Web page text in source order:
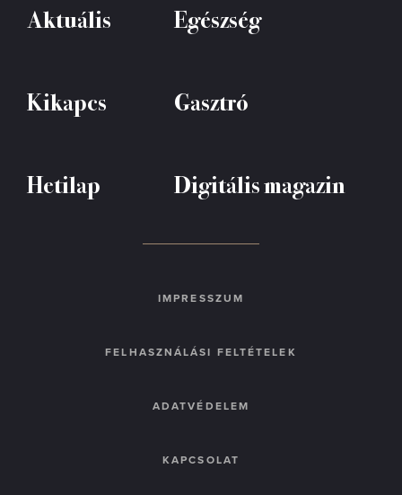
Aktuális Egészség
Kikapcs Gasztró
Hetilap Digitális magazin
IMPRESSZUM
FELHASZNÁLÁSI FELTÉTELEK
ADATVÉDELEM
KAPCSOLAT